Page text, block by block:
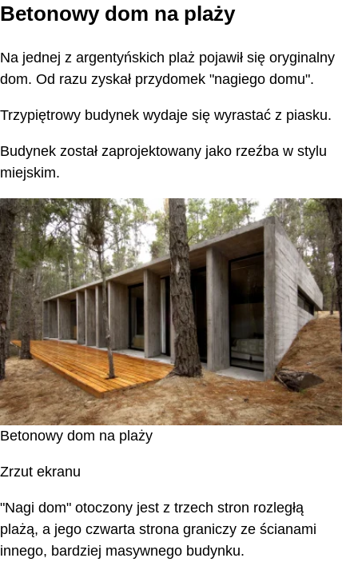
Betonowy dom na plaży
Na jednej z argentyńskich plaż pojawił się oryginalny
dom. Od razu zyskał przydomek "nagiego domu".
Trzypiętrowy budynek wydaje się wyrastać z piasku.
Budynek został zaprojektowany jako rzeźba w stylu
miejskim.
Betonowy dom na plaży
Zrzut ekranu
"Nagi dom" otoczony jest z trzech stron rozległą
plażą, a jego czwarta strona graniczy ze ścianami
innego, bardziej masywnego budynku.